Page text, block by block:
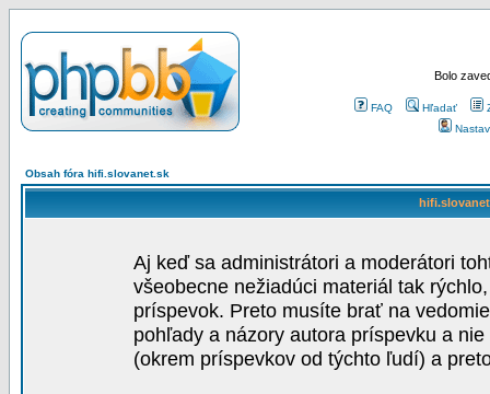
Bolo
FAQ Hľadať
Obsah fóra hifi.slovanet.sk
Aj keď sa administrátori a moderátori
všeobecne nežiadúci materiál tak
príspevok. Preto musíte brať na
pohľady a názory autora príspevku a
(okrem príspevkov od týchto ľudí) a